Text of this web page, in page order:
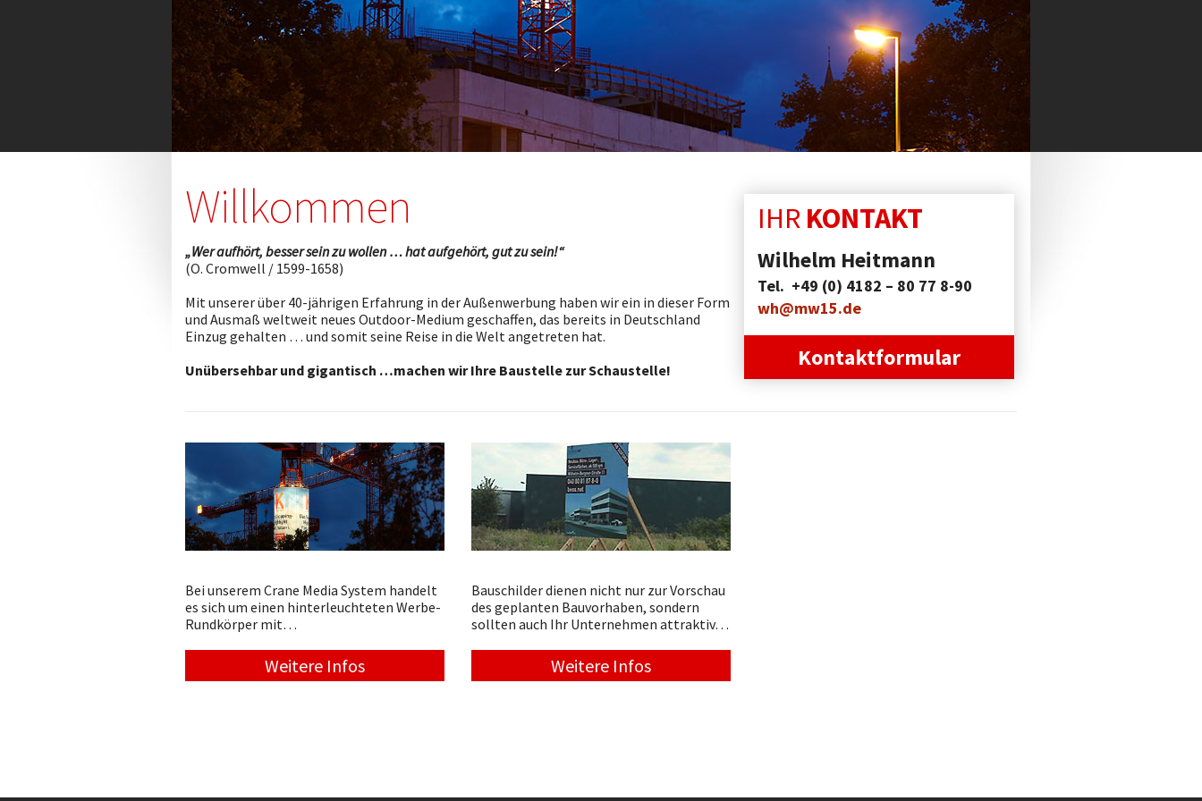
Willkommen
„Wer aufhört, besser sein zu wollen … hat aufgehört, gut zu sein!“
(O. Cromwell / 1599-1658)
Mit unserer über 40-jährigen Erfahrung in der Außenwerbung haben wir ein in dieser Form
und Ausmaß weltweit neues Outdoor-Medium geschaffen, das bereits in Deutschland
Einzug gehalten … und somit seine Reise in die Welt angetreten hat.
Unübersehbar und gigantisch …machen wir Ihre Baustelle zur Schaustelle!
IHR KONTAKT
Wilhelm Heitmann
Tel. +49 (0) 4182 – 80 77 8-90
wh@mw15.de
Kontaktformular
Bei unserem Crane Media System handelt
es sich um einen hinterleuchteten Werbe-
Rundkörper mit…
Weitere Infos
Bauschilder dienen nicht nur zur Vorschau
des geplanten Bauvorhaben, sondern
sollten auch Ihr Unternehmen attraktiv…
Weitere Infos